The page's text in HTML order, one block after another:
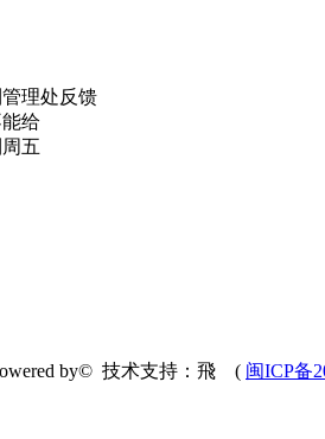
理处反馈
给
五
by© 技术支持：飛 ( 闽ICP备